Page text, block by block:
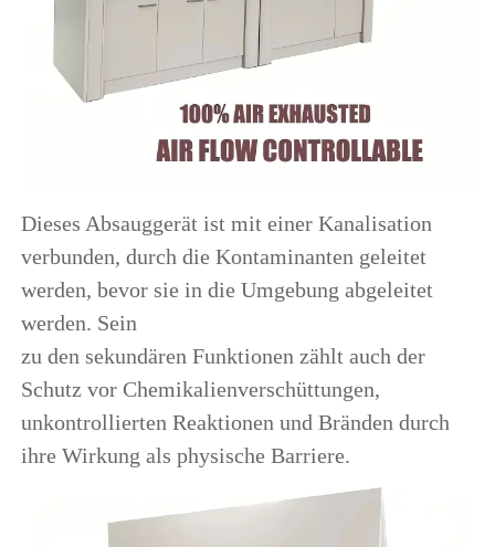
Dieses Absauggerät ist mit einer Kanalisation
verbunden, durch die Kontaminanten geleitet
werden, bevor sie in die Umgebung abgeleitet
werden. Sein
zu den sekundären Funktionen zählt auch der
Schutz vor Chemikalienverschüttungen,
unkontrollierten Reaktionen und Bränden durch
ihre Wirkung als physische Barriere.